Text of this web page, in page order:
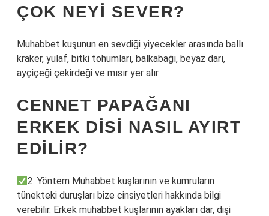
ÇOK NEYI SEVER?
Muhabbet kuşunun en sevdiği yiyecekler arasında ballı
kraker, yulaf, bitki tohumları, balkabağı, beyaz darı,
ayçiçeği çekirdeği ve mısır yer alır.
CENNET PAPAĞANI
ERKEK DISI NASIL AYIRT
EDILIR?
2. Yöntem Muhabbet kuşlarının ve kumruların
tünekteki duruşları bize cinsiyetleri hakkında bilgi
verebilir. Erkek muhabbet kuşlarının ayakları dar, dişi